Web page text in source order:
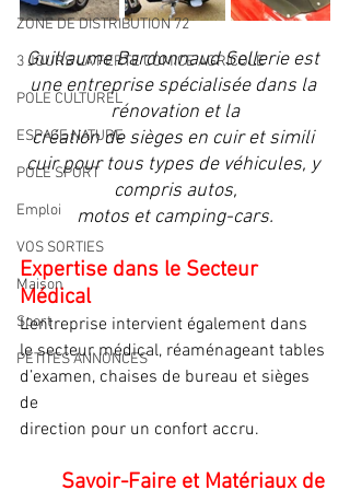
ZONE DE DISTRIBUTION 72
3 JOURS LA FERTE COMICE AGRICOLE
POLE CULTUREL
ESPACE NATURE
POLE SPORT
Emploi
VOS SORTIES
Maison
Sport
PETITES ANNONCES
Guillaume Bardonnaud Sellerie est
une entreprise spécialisée dans la
rénovation et la
création de sièges en cuir et simili
cuir pour tous types de véhicules, y
compris autos,
motos et camping-cars.
Expertise dans le Secteur
Médical
L’entreprise intervient également dans
le secteur médical, réaménageant tables
d’examen, chaises de bureau et sièges
de
direction pour un confort accru.
Savoir-Faire et Matériaux de